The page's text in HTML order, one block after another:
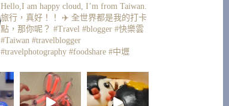
Hello,I am happy cloud, I’m from Taiwan.
旅行，真好！！ ✈️ 全世界都是我的打卡
點，那你呢？ #Travel #blogger #快樂雲
#Taiwan #travelblogger
#travelphotography #foodshare #中壢